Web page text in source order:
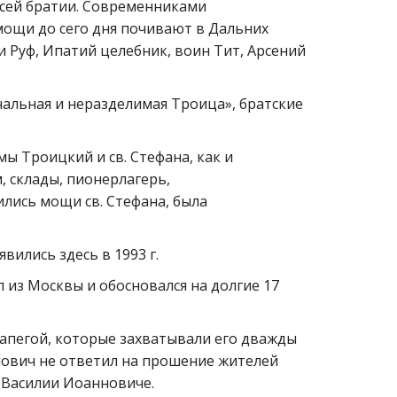
братии. Современниками
до сего дня почивают в Дальних
Ипатий целебник, воин Тит, Арсений
и неразделимая Троица», братские
Троицкий и св. Стефана, как и
склады, пионерлагерь,
мощи св. Стефана, была
здесь в 1993 г.
Москвы и обосновался на долгие 17
которые захватывали его дважды
не ответил на прошение жителей
Иоанновиче.